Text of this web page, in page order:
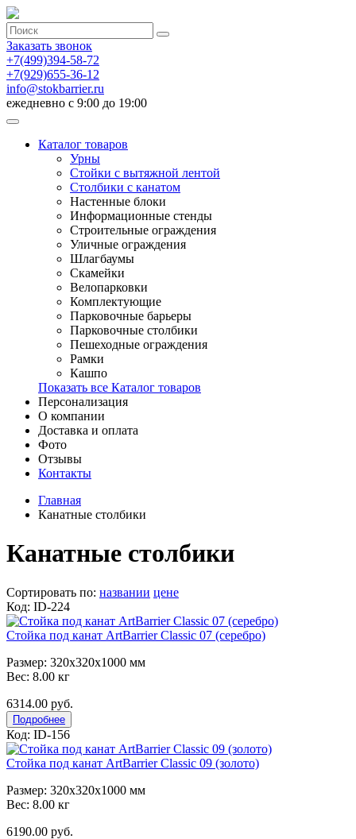
Заказать звонок
+7(499)394-58-72
+7(929)655-36-12
info@stokbarrier.ru
ежедневно с 9:00 до 19:00
Каталог товаров
Урны
Стойки с вытяжной лентой
Столбики с канатом
Настенные блоки
Информационные стенды
Строительные ограждения
Уличные ограждения
Шлагбаумы
Скамейки
Велопарковки
Комплектующие
Парковочные барьеры
Парковочные столбики
Пешеходные ограждения
Рамки
Кашпо
Показать все Каталог товаров
Персонализация
О компании
Доставка и оплата
Фото
Отзывы
Контакты
Главная
Канатные столбики
Канатные столбики
Сортировать по: названии цене
Код: ID-224
Стойка под канат ArtBarrier Classic 07 (серебро)
Размер: 320x320x1000 мм
Вес: 8.00 кг
6314.00 руб.
Подробнее
Код: ID-156
Стойка под канат ArtBarrier Classic 09 (золото)
Размер: 320x320x1000 мм
Вес: 8.00 кг
6190.00 руб.